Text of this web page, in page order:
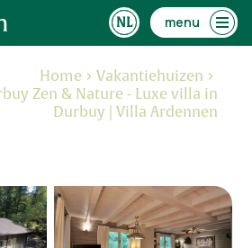
menu
Home
Vakantiehuizen
Zen & Nature - Luxe villa in
Durbuy | Villa Ardennen